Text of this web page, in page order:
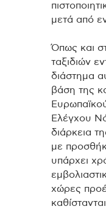
μετά από
Όπως και
ταξιδιών
διάστημα
βάση της
Ελέγχου
διάρκεια
με
υπάρχει
χώρες